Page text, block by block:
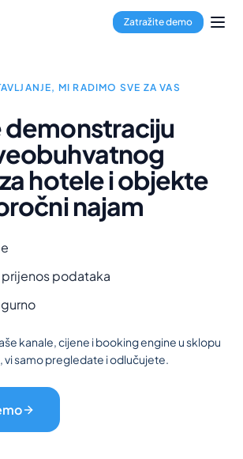
Zatražite demo
MI RADIMO SVE ZA VAS
demonstraciju
hotele i objekte
najam
podataka
kanale, cijene i booking engine u sklopu
vi samo pregledate i odlučujete.